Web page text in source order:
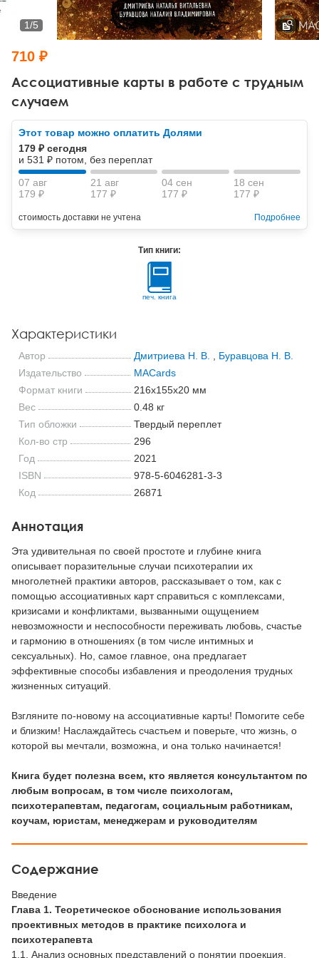
Тревожные расстройства, панические атаки
Психодрама
Другие направления психотерапии
Классический, эриксоновский гипноз и НЛП
НЛП
Психология труда и эргономика
Социальная психология
Социальная и организационная психология
Классический и юнгианский психоанализ
Ассоциативные карты в работе с трудным
случаем
1/5
710 ₽
Этот товар можно оплатить Долями
179 ₽ сегодня
и 531 ₽ потом, без переплат
07 авг
179 ₽
21 авг
177 ₽
04 сен
177 ₽
18 сен
177 ₽
стоимость доставки не учтена Подробнее
Тип книги:
печ. книга
Характеристики
Автор Дмитриева Н. В.
Буравцова Н. В.
Издательство
MACards
Формат книги
216x155x20 мм
Вес
0.48 кг
Тип обложки
Твердый переплет
Кол-во стр
296
Год
2021
ISBN
978-5-6046281-3-3
Код
26871
Аннотация
Эта удивительная по своей простоте и глубине книга
описывает поразительные случаи психотерапии их
многолетней практики авторов, рассказывает о том, как с
помощью ассоциативных карт справиться с комплексами,
кризисами и конфликтами, вызванными ощущением
невозможности и неспособности переживать любовь, счастье
и гармонию в отношениях (в том числе интимных и
сексуальных). Но, самое главное, она предлагает
эффективные способы избавления и преодоления трудных
жизненных ситуаций.
Взгляните по-новому на ассоциативные карты! Помогите себе
и близким! Наслаждайтесь счастьем и поверьте, что жизнь, о
которой вы мечтали, возможна, и она только начинается!
Книга будет полезна всем, кто является консультантом по
любым вопросам, в том числе психологам,
психотерапевтам, педагогам, социальным работникам,
коучам, юристам, менеджерам и руководителям
Содержание
Введение
Глава 1. Теоретическое обоснование использования
проективных методов в практике психолога и
психотерапевта
1.1. Анализ основных представлений о понятии проекция.